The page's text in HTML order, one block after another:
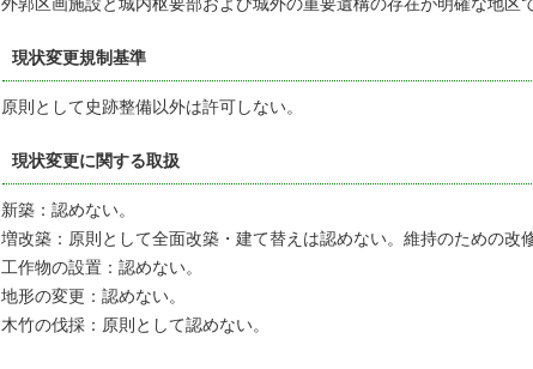
外郭区画施設と城内枢要部および城外の重要遺構の存在が明確な地区
現状変更規制基準
原則として史跡整備以外は許可しない。
現状変更に関する取扱
新築：認めない。
増改築：原則として全面改築・建て替えは認めない。維持のための改
工作物の設置：認めない。
地形の変更：認めない。
木竹の伐採：原則として認めない。